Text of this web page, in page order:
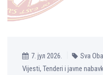
7. јул 2026.
Sva
Vijesti, Tenderi i javne